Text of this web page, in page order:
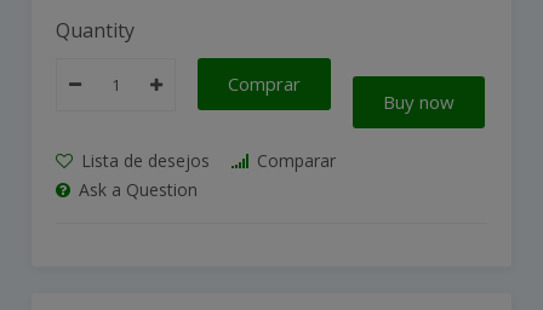
Quantity
Comprar
Buy now
Lista de desejos
Comparar
Ask a Question